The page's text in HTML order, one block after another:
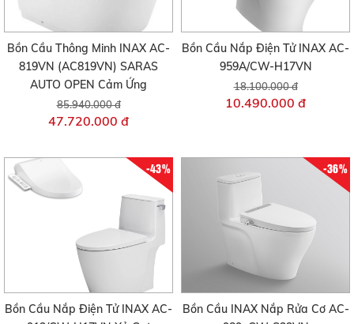
Bồn Cầu Thông Minh INAX AC-
819VN (AC819VN) SARAS
AUTO OPEN Cảm Ứng
85.940.000 đ
47.720.000 đ
Bồn Cầu Nắp Điện Tử INAX AC-
959A/CW-H17VN
18.100.000 đ
10.490.000 đ
-43%
Bồn Cầu Nắp Điện Tử INAX AC-
-36%
Bồn Cầu INAX Nắp Rửa Cơ AC-